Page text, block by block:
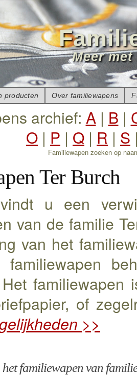
archief: A| B |
O | P | Q | R | S
Familiewapen zoeken op
Ter Burch
u een
van de familie
van het
of
>>
familiewapen van
producten Over familiewapens
Meer